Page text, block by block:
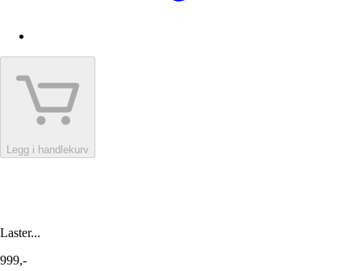
Legg i handlekurv
Laster...
999,-